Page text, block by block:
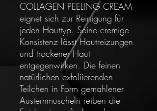
COLLAGEN PEELING CREAM
eignet sich zur Reinigung für
jeden Hauttyp. Seine cremige
Konsistenz lässt Hautreizungen
und trockener Haut
entgegenwirken. Die feinen
natürlichen exfoliierenden
Teilchen in Form gemahlener
Austernmuscheln reiben die